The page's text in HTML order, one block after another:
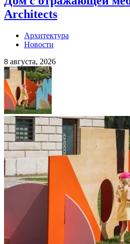
Architects
Архитектура
Новости
8 августа, 2026